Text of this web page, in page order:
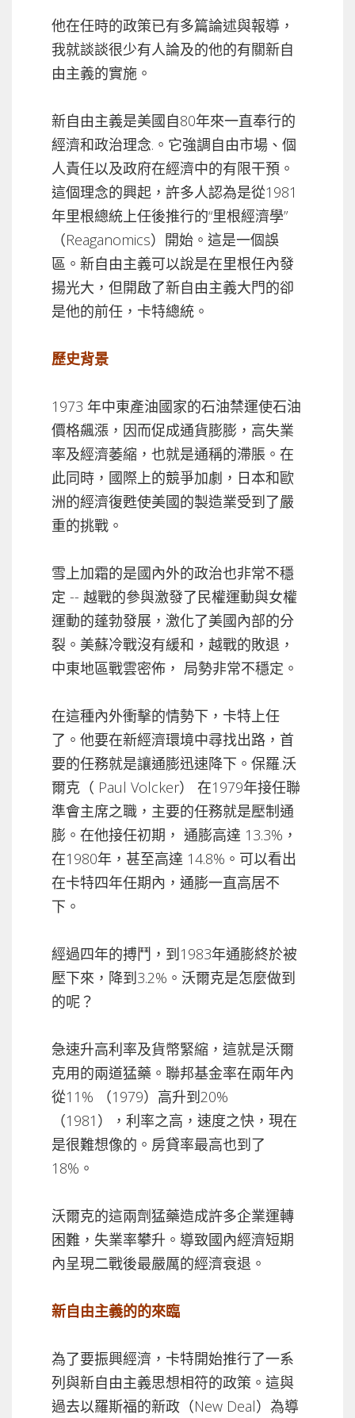
他在任時的政策已有多篇論述與報導，
我就談談很少有人論及的他的有關新自
由主義的實施。
新自由主義是美國自80年來一直奉行的
經濟和政治理念.。它強調自由市場、個
人責任以及政府在經濟中的有限干預。
這個理念的興起，許多人認為是從1981
年里根總統上任後推行的“里根經濟學”
（Reaganomics）開始。這是一個誤
區。新自由主義可以說是在里根任內發
揚光大，但開啟了新自由主義大門的卻
是他的前任，卡特總統。
歷史背景
1973 年中東產油國家的石油禁運使石油
價格飆漲，因而促成通貨膨膨，高失業
率及經濟萎縮，也就是通稱的滯脹。在
此同時，國際上的競爭加劇，日本和歐
洲的經濟復甦使美國的製造業受到了嚴
重的挑戰。
雪上加霜的是國內外的政治也非常不穩
定 -- 越戰的參與激發了民權運動與女權
運動的蓬勃發展，激化了美國內部的分
裂。美蘇冷戰沒有緩和，越戰的敗退，
中東地區戰雲密佈， 局勢非常不穩定。
在這種內外衝擊的情勢下，卡特上任
了。他要在新經濟環境中尋找出路，首
要的任務就是讓通膨迅速降下。保羅.沃
爾克（ Paul Volcker） 在1979年接任聯
準會主席之職，主要的任務就是壓制通
膨。在他接任初期， 通膨高達 13.3%，
在1980年，甚至高達 14.8%。可以看出
在卡特四年任期內，通膨一直高居不
下。
經過四年的搏鬥，到1983年通膨終於被
壓下來，降到3.2%。沃爾克是怎麼做到
的呢？
急速升高利率及貨幣緊縮，這就是沃爾
克用的兩道猛藥。聯邦基金率在兩年內
從11% （1979）高升到20%
（1981），利率之高，速度之快，現在
是很難想像的。房貸率最高也到了
18%。
沃爾克的這兩劑猛藥造成許多企業運轉
困難，失業率攀升。導致國內經濟短期
內呈現二戰後最嚴厲的經濟衰退。
新自由主義的的來臨
為了要振興經濟，卡特開始推行了一系
列與新自由主義思想相符的政策。這與
過去以羅斯福的新政（New Deal）為導